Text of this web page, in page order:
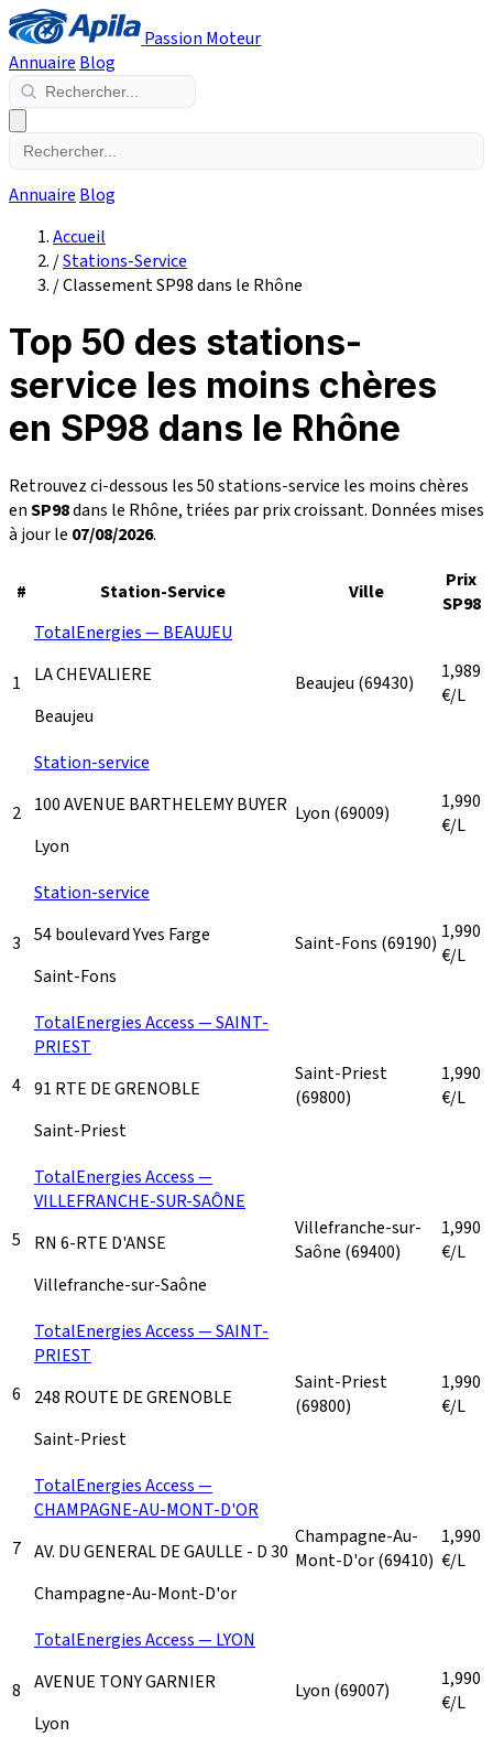
Passion Moteur
Annuaire Blog
Annuaire Blog
Accueil
/Stations-Service
/Classement SP98 dans le Rhône
Top 50 des stations-
service les moins chères
en SP98 dans le Rhône
Retrouvez ci-dessous les 50 stations-service les moins chères
enSP98dans le Rhône, triées par prix croissant. Données mises
à jour le 07/08/2026.
# Station-Service Ville
Prix
SP98
1
TotalEnergies — BEAUJEU
LA CHEVALIERE
Beaujeu
Beaujeu (69430)
1,989
€/L
2
Station-service
100 AVENUE BARTHELEMY BUYER
Lyon
Lyon (69009)
1,990
€/L
3
Station-service
54 boulevard Yves Farge
Saint-Fons
Saint-Fons (69190) 1,990
€/L
4
TotalEnergies Access — SAINT-
PRIEST
91 RTE DE GRENOBLE
Saint-Priest
Saint-Priest
(69800)
1,990
€/L
5
TotalEnergies Access —
VILLEFRANCHE-SUR-SAÔNE
RN 6-RTE D'ANSE
Villefranche-sur-Saône
Villefranche-sur-
Saône (69400)
1,990
€/L
6
TotalEnergies Access — SAINT-
PRIEST
248 ROUTE DE GRENOBLE
Saint-Priest
Saint-Priest
(69800)
1,990
€/L
7
TotalEnergies Access —
CHAMPAGNE-AU-MONT-D'OR
AV. DU GENERAL DE GAULLE - D 30
Champagne-Au-Mont-D'or
Champagne-Au-
Mont-D'or(69410)
1,990
€/L
8
TotalEnergies Access — LYON
AVENUE TONY GARNIER
Lyon
Lyon (69007)
1,990
€/L